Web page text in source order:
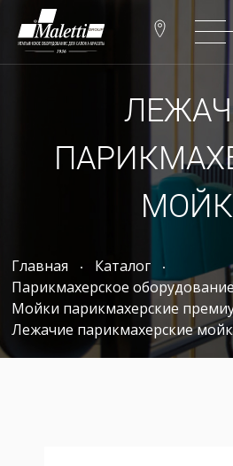
Главная
Каталог
Парикмахерское
Мойки парикмахерские
Лежачие парикмахерские